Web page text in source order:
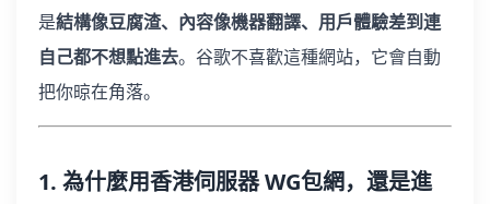
是結構像豆腐渣、內容像機器翻譯、用戶體驗差到連
自己都不想點進去。谷歌不喜歡這種網站，它會自動
把你晾在角落。
1. 為什麼用香港伺服器 WG包網，還是進